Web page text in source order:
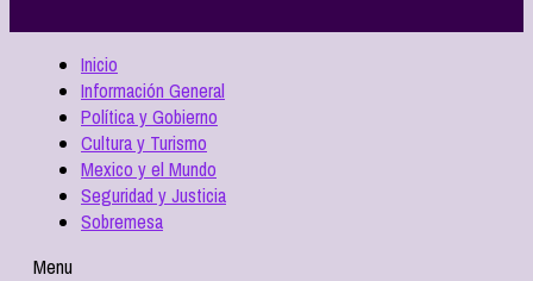
Inicio
Información General
Política y Gobierno
Cultura y Turismo
Mexico y el Mundo
Seguridad y Justicia
Sobremesa
Menu